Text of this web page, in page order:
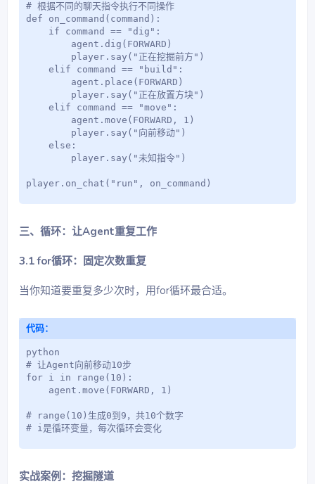
# 根据不同的聊天指令执行不同操作
def on_command(command):
    if command == "dig":
        agent.dig(FORWARD)
        player.say("正在挖掘前方")
    elif command == "build":
        agent.place(FORWARD)
        player.say("正在放置方块")
    elif command == "move":
        agent.move(FORWARD, 1)
        player.say("向前移动")
    else:
        player.say("未知指令")
player.on_chat("run", on_command)
三、循环：让Agent重复工作
3.1 for循环：固定次数重复
当你知道要重复多少次时，用for循环最合适。
代码：
python
# 让Agent向前移动10步
for i in range(10):
    agent.move(FORWARD, 1)
# range(10)生成0到9，共10个数字
# i是循环变量，每次循环会变化
实战案例：挖掘隧道